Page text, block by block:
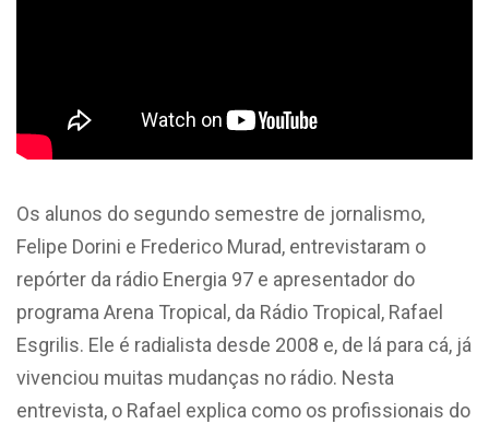
Os alunos do segundo semestre de jornalismo,
Felipe Dorini e Frederico Murad, entrevistaram o
repórter da rádio Energia 97 e apresentador do
programa Arena Tropical, da Rádio Tropical, Rafael
Esgrilis. Ele é radialista desde 2008 e, de lá para cá, já
vivenciou muitas mudanças no rádio. Nesta
entrevista, o Rafael explica como os profissionais do